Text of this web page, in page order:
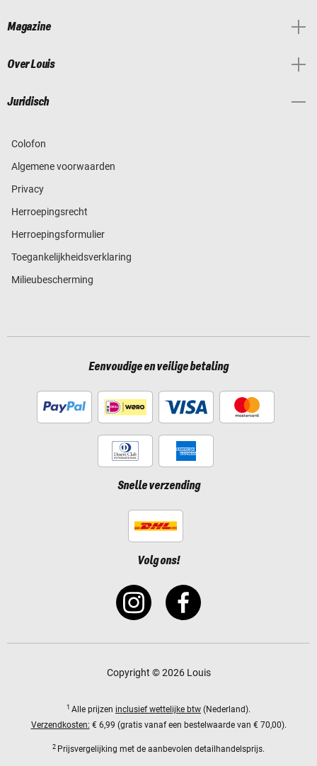
Magazine
Over Louis
Juridisch
Colofon
Algemene voorwaarden
Privacy
Herroepingsrecht
Herroepingsformulier
Toegankelijkheidsverklaring
Milieubescherming
Eenvoudige en veilige betaling
Snelle verzending
Volg ons!
Copyright © 2026 Louis
1 Alle prijzen inclusief wettelijke btw (Nederland).
Verzendkosten: € 6,99 (gratis vanaf een bestelwaarde van € 70,00).
2 Prijsvergelijking met de aanbevolen detailhandelsprijs.